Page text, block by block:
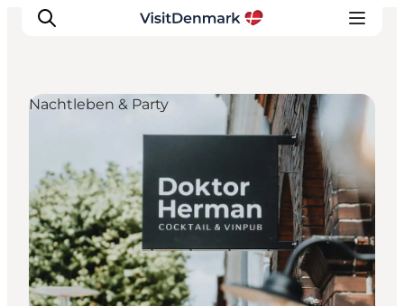
Regionen
Erlebnisse
Unterkünfte
Reiseplanung
Nachtleben & Party